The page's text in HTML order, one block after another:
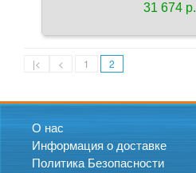
31 674 р.
|< < 1 2
О нас
Информация о доставке
Политика Безопасности